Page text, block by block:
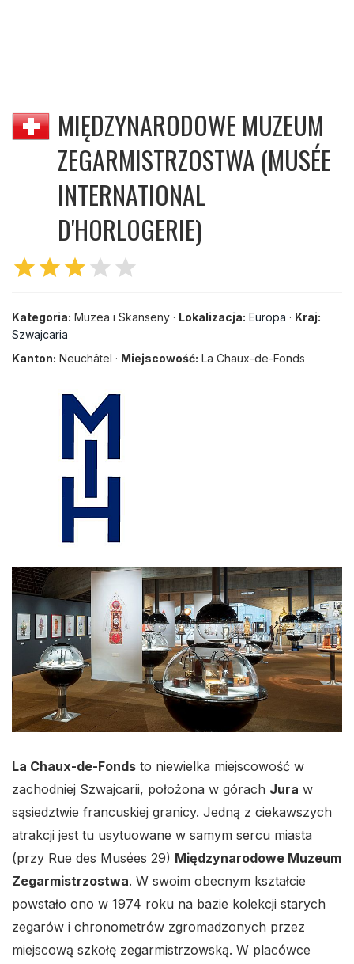
MIĘDZYNARODOWE MUZEUM
ZEGARMISTRZOSTWA (MUSÉE
INTERNATIONAL
D'HORLOGERIE)
starstarstar star star
Kategoria: Muzea i Skanseny · Lokalizacja: Europa · Kraj:
Szwajcaria
Kanton: Neuchâtel · Miejscowość: La Chaux-de-Fonds
La Chaux-de-Fonds to niewielka miejscowość w
zachodniej Szwajcarii, położona w górach Jura w
sąsiedztwie francuskiej granicy. Jedną z ciekawszych
atrakcji jest tu usytuowane w samym sercu miasta
(przy Rue des Musées 29) Międzynarodowe Muzeum
Zegarmistrzostwa. W swoim obecnym kształcie
powstało ono w 1974 roku na bazie kolekcji starych
zegarów i chronometrów zgromadzonych przez
miejscową szkołę zegarmistrzowską. W placówce